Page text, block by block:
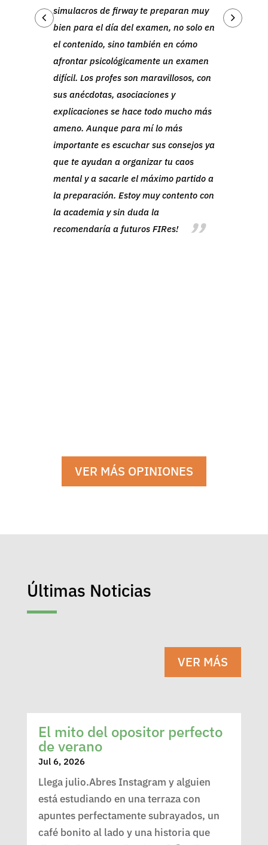
simulacros de firway te preparan muy
bien para el día del examen, no solo en
el contenido, sino también en cómo
afrontar psicológicamente un examen
difícil. Los profes son maravillosos, con
sus anécdotas, asociaciones y
explicaciones se hace todo mucho más
ameno. Aunque para mí lo más
importante es escuchar sus consejos ya
que te ayudan a organizar tu caos
mental y a sacarle el máximo partido a
la preparación. Estoy muy contento con
la academia y sin duda la
recomendaría a futuros FIRes!
VER MÁS OPINIONES
Últimas Noticias
VER MÁS
El mito del opositor perfecto
de verano
Jul 6, 2026
Llega julio.Abres Instagram y alguien
está estudiando en una terraza con
apuntes perfectamente subrayados, un
café bonito al lado y una historia que